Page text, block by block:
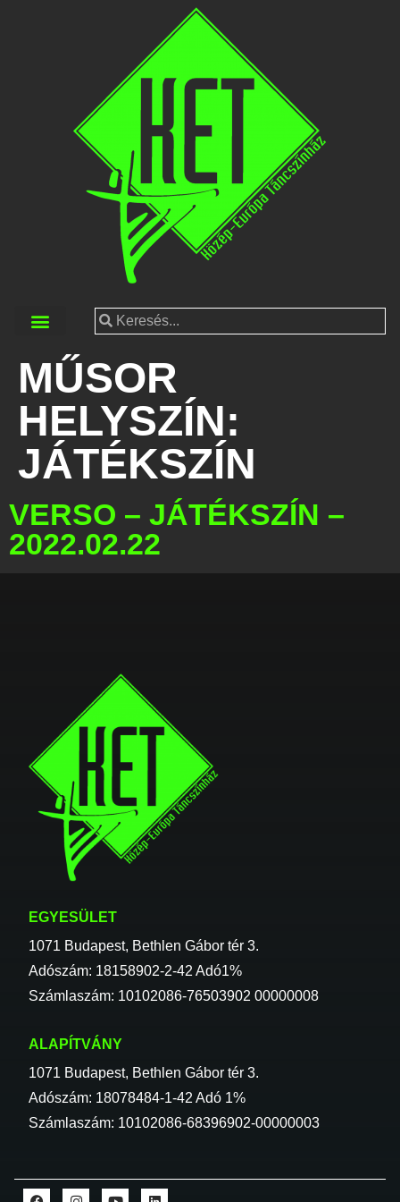
MŰSOR
HELYSZÍN:
JÁTÉKSZÍN
VERSO – JÁTÉKSZÍN –
2022.02.22
EGYESÜLET
1071 Budapest, Bethlen Gábor tér 3.
Adószám: 18158902-2-42 Adó1%
Számlaszám: 10102086-76503902 00000008
ALAPÍTVÁNY
1071 Budapest, Bethlen Gábor tér 3.
Adószám: 18078484-1-42 Adó 1%
Számlaszám: 10102086-68396902-00000003